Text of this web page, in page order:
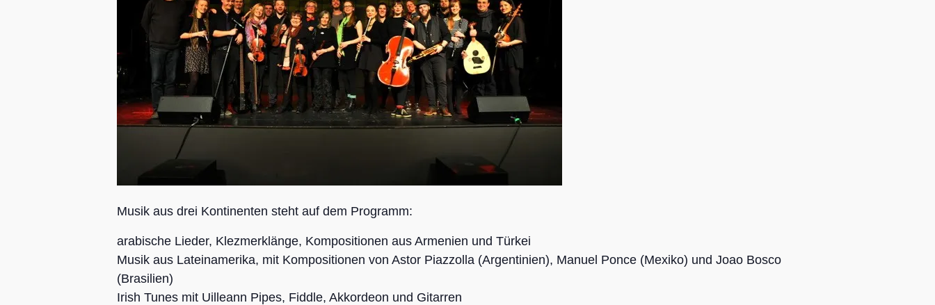
Musik aus drei Kontinenten steht auf dem Programm:
arabische Lieder, Klezmerklänge, Kompositionen aus Armenien und Türkei
Musik aus Lateinamerika, mit Kompositionen von Astor Piazzolla (Argentinien), Manuel Ponce (Mexiko) und Joao Bosco
(Brasilien)
Irish Tunes mit Uilleann Pipes, Fiddle, Akkordeon und Gitarren